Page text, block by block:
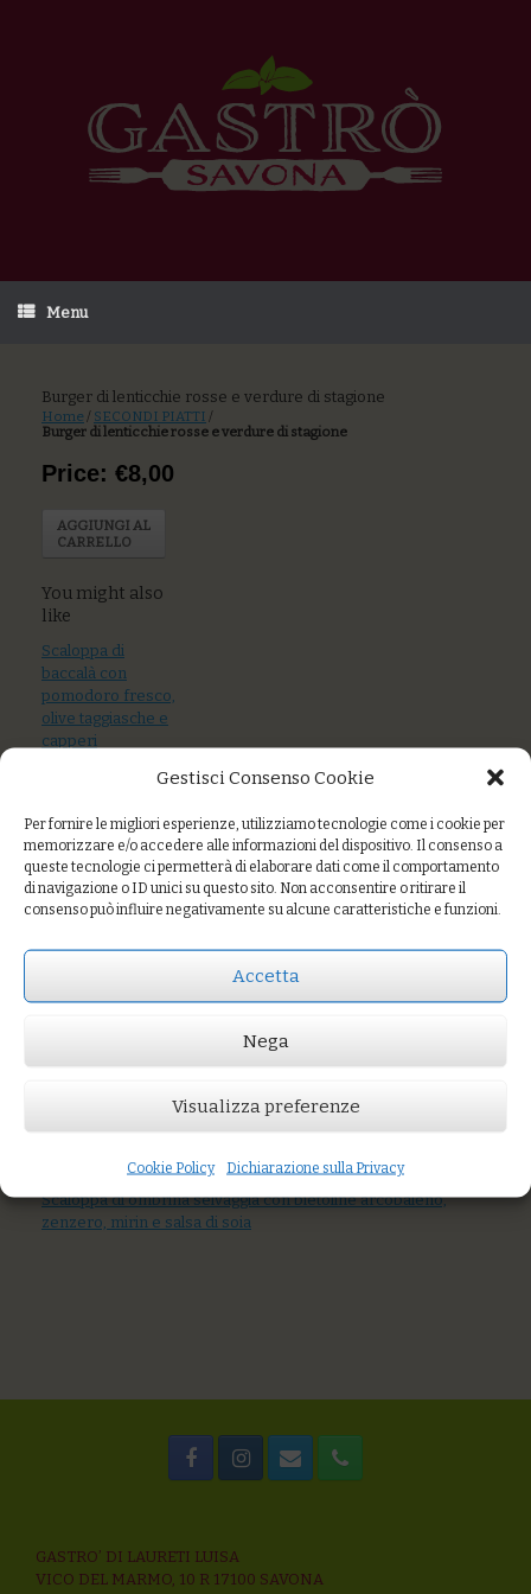
Gestisci Consenso Cookie
Per fornire le migliori esperienze, utilizziamo tecnologie come i cookie per
memorizzare e/o accedere alle informazioni del dispositivo. Il consenso a
queste tecnologie ci permetterà di elaborare dati come il comportamento
di navigazione o ID unici su questo sito. Non acconsentire o ritirare il
consenso può influire negativamente su alcune caratteristiche e funzioni.
Accetta
Nega
Visualizza preferenze
Cookie Policy Dichiarazione sulla Privacy
Menu
Burger di lenticchie rosse e verdure di stagione
Home / SECONDI PIATTI /
Burger di lenticchie rosse e verdure di stagione
Bruschettona di datterini e filetto di pesce azzurro scottato
semi di girasole
Scaloppa di ombrina selvaggia con bietoline arcobaleno,
zenzero, mirin e salsa di soia
Price: €8,00
AGGIUNGI AL
CARRELLO
You might also
like
Scaloppa di
baccalà con
pomodoro fresco,
olive taggiasche e
capperi
nero
Flan ricotta e
zucchine con la
sua crema
GASTRO’ DI LAURETI LUISA
VICO DEL MARMO, 10 R 17100 SAVONA